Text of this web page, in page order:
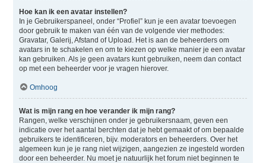
Hoe kan ik een avatar instellen?
In je Gebruikerspaneel, onder “Profiel” kun je een avatar toevoegen
door gebruik te maken van één van de volgende vier methodes:
Gravatar, Galerij, Afstand of Upload. Het is aan de beheerders om
avatars in te schakelen en om te kiezen op welke manier je een avatar
kan gebruiken. Als je geen avatars kunt gebruiken, neem dan contact
op met een beheerder voor je vragen hierover.
Omhoog
Wat is mijn rang en hoe verander ik mijn rang?
Rangen, welke verschijnen onder je gebruikersnaam, geven een
indicatie over het aantal berchten dat je hebt gemaakt of om bepaalde
gebruikers te identificeren, bijv. moderators en beheerders. Over het
algemeen kun je je rang niet wijzigen, aangezien ze ingesteld worden
door een beheerder. Nu moet je natuurlijk het forum niet beginnen te